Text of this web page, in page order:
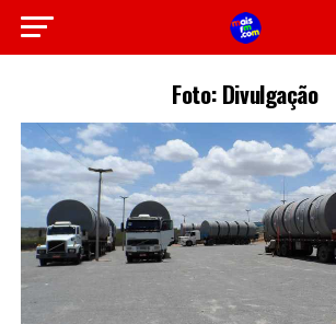
Foto: Divulgação